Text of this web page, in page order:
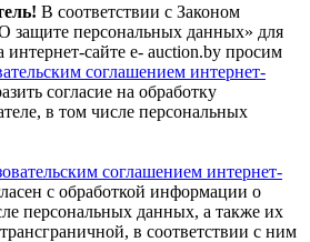
В соответствии с Законом
защите персональных данных» для
сайте e- auction.by просим
соглашением интернет-
согласие на обработку
в том числе персональных
соглашением интернет-
с обработкой информации о
персональных данных, а также их
в соответствии с ним